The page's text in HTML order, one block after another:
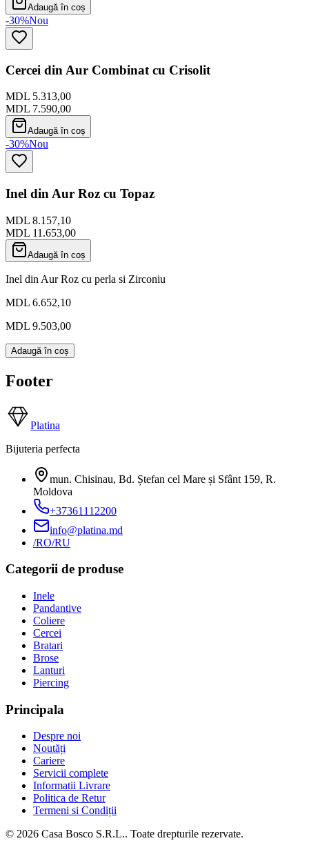
Adaugă în coș
-30%Nou
Cercei din Aur Combinat cu Crisolit
MDL 5.313,00
MDL 7.590,00
Adaugă în coș
-30%Nou
Inel din Aur Roz cu Topaz
MDL 8.157,10
MDL 11.653,00
Adaugă în coș
Inel din Aur Roz cu perla si Zirconiu
MDL 6.652,10
MDL 9.503,00
Adaugă în coș
Footer
Platina
Bijuteria perfecta
mun. Chisinau, Bd. Ștefan cel Mare și Sfânt 159, R.
Moldova
+37361112200
info@platina.md
/RO/RU
Categorii de produse
Inele
Pandantive
Coliere
Cercei
Bratari
Brose
Lanturi
Piercing
Principala
Despre noi
Noutăți
Cariere
Servicii complete
Informatii Livrare
Politica de Retur
Termeni si Condiții
© 2026 Casa Bosco S.R.L.. Toate drepturile rezervate.